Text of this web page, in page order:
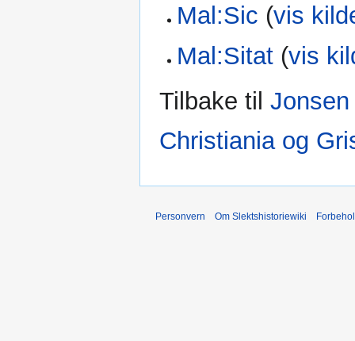
Mal:Sic (vis
Mal:Sitat (vis
Tilbake til
Christiania og
Personvern Om Slektshistoriewiki